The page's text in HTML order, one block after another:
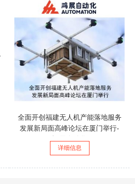
全面开创福建无人机产能落地服务
发展新局面高峰论坛在厦门举行-
详细信息